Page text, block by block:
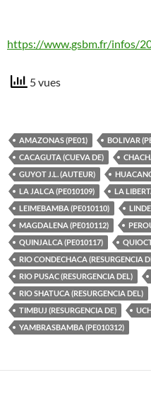
https://www.gsbm.fr/infos/
5 vues
AMAZONAS (PE01) BOLIVAR
CACAGUTA (CUEVA DE)
GUYOT J.L. (AUTEUR)
LA JALCA (PE010109)
LA
LEIMEBAMBA (PE010110)
MAGDALENA (PE010112)
QUINJALCA (PE010117)
RIO CONDECHACA (RESURGENCIA
RIO PUSAC (RESURGENCIA DEL)
RIO SHATUCA (RESURGENCIA DEL)
TIMBUJ (RESURGENCIA DE)
YAMBRASBAMBA (PE010312)